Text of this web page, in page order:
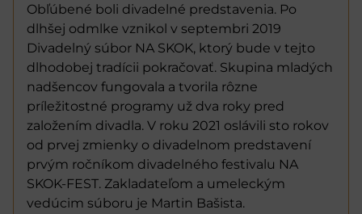
Obľúbené boli divadelné predstavenia. Po
dlhšej odmlke vznikol v septembri 2019
Divadelný súbor NA SKOK, ktorý bude v tejto
dlhodobej tradícii pokračovať. Skupina mladých
nadšencov fungovala a tvorila rôzne
príležitostné programy už dva roky pred
založením divadla. V roku 2021 oslávili sto rokov
od prvej zmienky o divadelnom predstavení
prvým ročníkom divadelného festivalu NA
SKOK-FEST. Zakladateľom a umeleckým
vedúcim súboru je Martin Bašista.